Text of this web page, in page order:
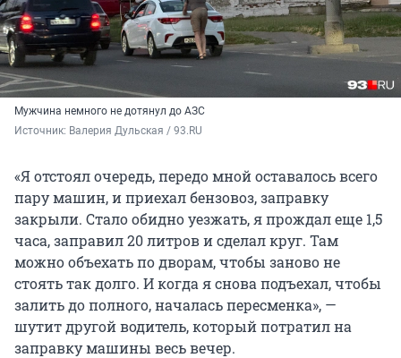
Мужчина немного не дотянул до АЗС
Источник: Валерия Дульская / 93.RU
«Я отстоял очередь, передо мной оставалось всего
пару машин, и приехал бензовоз, заправку
закрыли. Стало обидно уезжать, я прождал еще 1,5
часа, заправил 20 литров и сделал круг. Там
можно объехать по дворам, чтобы заново не
стоять так долго. И когда я снова подъехал, чтобы
залить до полного, началась пересменка», —
шутит другой водитель, который потратил на
заправку машины весь вечер.